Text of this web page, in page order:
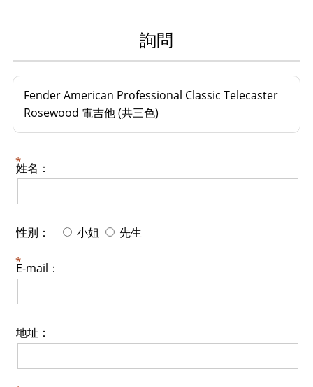
詢問
Fender American Professional Classic Telecaster
Rosewood 電吉他 (共三色)
姓名：
性別： 小姐 先生
E-mail：
地址：